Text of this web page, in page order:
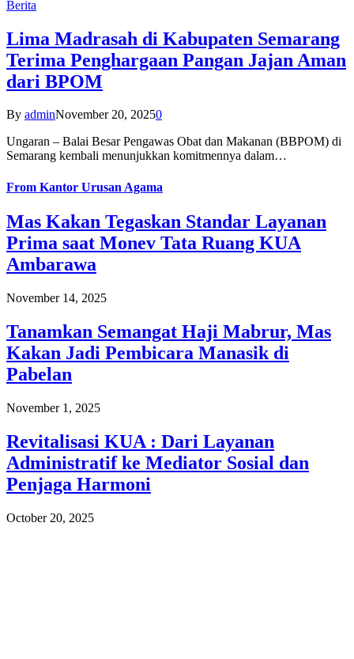
Berita
Lima Madrasah di Kabupaten Semarang
Terima Penghargaan Pangan Jajan Aman
dari BPOM
By adminNovember 20, 20250
Ungaran – Balai Besar Pengawas Obat dan Makanan (BBPOM) di
Semarang kembali menunjukkan komitmennya dalam…
From Kantor Urusan Agama
Mas Kakan Tegaskan Standar Layanan
Prima saat Monev Tata Ruang KUA
Ambarawa
November 14, 2025
Tanamkan Semangat Haji Mabrur, Mas
Kakan Jadi Pembicara Manasik di
Pabelan
November 1, 2025
Revitalisasi KUA : Dari Layanan
Administratif ke Mediator Sosial dan
Penjaga Harmoni
October 20, 2025